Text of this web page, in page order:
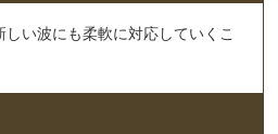
い波にも柔軟に対応していくこ